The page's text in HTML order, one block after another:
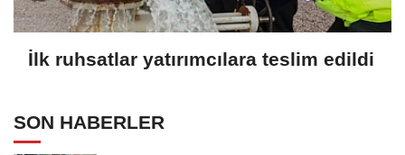
İlk ruhsatlar yatırımcılara teslim edildi
SON HABERLER